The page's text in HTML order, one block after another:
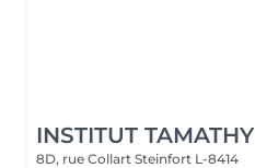
INSTITUT TAMATHY
8D, rue Collart Steinfort L-8414